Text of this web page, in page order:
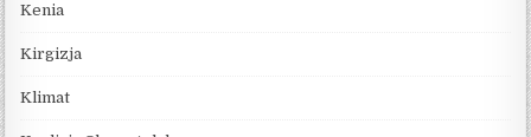
Kenia
Kirgizja
Klimat